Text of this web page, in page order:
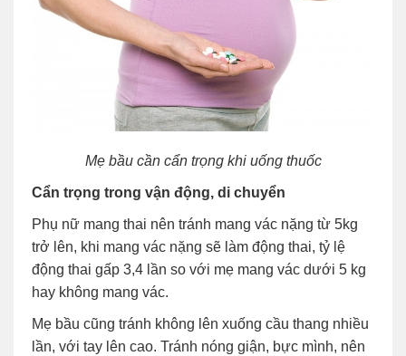
Mẹ bầu cần cẩn trọng khi uống thuốc
Cẩn trọng trong vận động, di chuyển
Phụ nữ mang thai nên tránh mang vác nặng từ 5kg
trở lên, khi mang vác nặng sẽ làm động thai, tỷ lệ
động thai gấp 3,4 lần so với mẹ mang vác dưới 5 kg
hay không mang vác.
Mẹ bầu cũng tránh không lên xuống cầu thang nhiều
lần, với tay lên cao. Tránh nóng giận, bực mình, nên